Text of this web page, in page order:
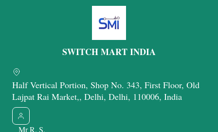
SWITCH MART INDIA
Half Vertical Portion, Shop No. 343, First Floor, Old
Lajpat Rai Market,, Delhi, Delhi, 110006, India
Mr R. S.